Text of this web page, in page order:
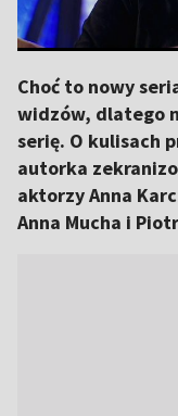
Choć to nowy
widzów, dlatego
serię. O kulisach
autorka
aktorzy Anna
Anna Mucha i